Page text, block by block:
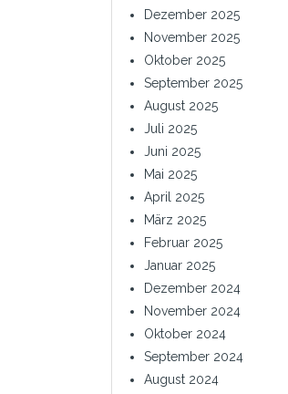
Dezember 2025
November 2025
Oktober 2025
September 2025
August 2025
Juli 2025
Juni 2025
Mai 2025
April 2025
März 2025
Februar 2025
Januar 2025
Dezember 2024
November 2024
Oktober 2024
September 2024
August 2024